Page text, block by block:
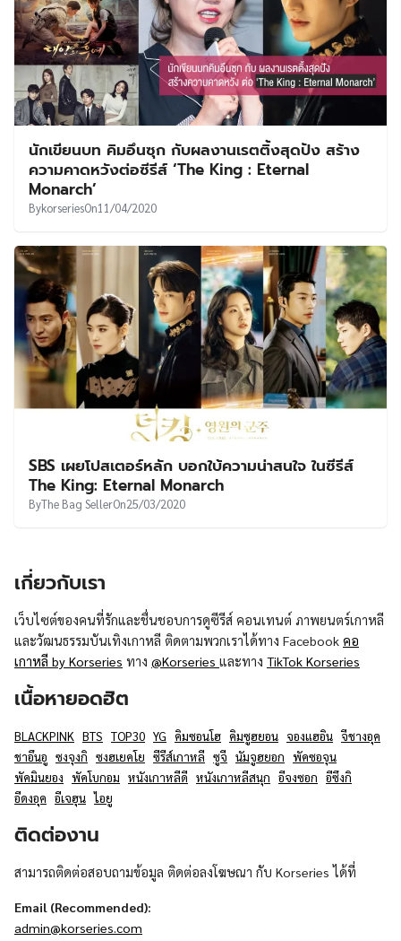
นักเขียนบท คิมอึนซุก กับผลงานเรตติ้งสุดปัง สร้าง
ความคาดหวังต่อซีรีส์ ‘The King : Eternal
Monarch’
BykorseriesOn11/04/2020
SBS เผยโปสเตอร์หลัก บอกใบ้ความน่าสนใจ ในซีรีส์
The King: Eternal Monarch
ByThe Bag SellerOn25/03/2020
เกี่ยวกับเรา
เว็บไซต์ของคนที่รักและชื่นชอบการดูซีรีส์ คอนเทนต์ ภาพยนตร์เกาหลี
และวัฒนธรรมบันเทิงเกาหลี ติดตามพวกเราได้ทาง Facebook คอ
เกาหลี by Korseries ทาง @Korseries และทาง TikTok Korseries
เนื้อหายอดฮิต
BLACKPINK BTS TOP30 YG คิมซอนโฮ คิมซูฮยอน จองแฮอิน จีชางอุค
ชาอึนอู ซงจุงกิ ซงฮเยคโย ซีรีส์เกาหลี ซูจี นัมจูฮยอก พัคซอจุน
พัคมินยอง พัคโบกอม หนังเกาหลีดี หนังเกาหลีสนุก อีจงซอก อีซึงกิ
อีดงอุค อีเจฮุน ไอยู
ติดต่องาน
สามารถติดต่อสอบถามข้อมูล ติดต่อลงโฆษณา กับ Korseries ได้ที่
Email (Recommended):
admin@korseries.com